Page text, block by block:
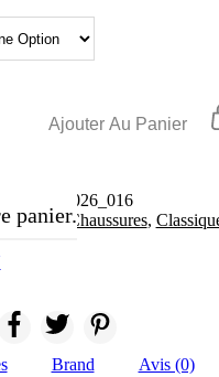
Ajouter Au Panier
ads 01,Chaussures,
Brand Avis (0)
panier.